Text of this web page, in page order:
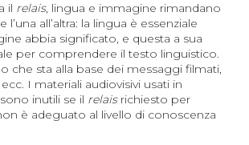
il relais, lingua e immagine rimandano
all’altra: la lingua è essenziale
abbia significato, e questa a sua
per comprendere il testo linguistico.
che sta alla base dei messaggi filmati,
I materiali audiovisivi usati in
inutili se il relaisrichiesto per
è adeguato al livello di conoscenza